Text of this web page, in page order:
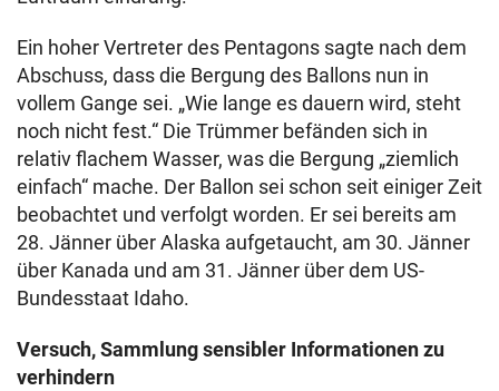
Ein hoher Vertreter des Pentagons sagte nach dem
Abschuss, dass die Bergung des Ballons nun in
vollem Gange sei. „Wie lange es dauern wird, steht
noch nicht fest.“ Die Trümmer befänden sich in
relativ flachem Wasser, was die Bergung „ziemlich
einfach“ mache. Der Ballon sei schon seit einiger Zeit
beobachtet und verfolgt worden. Er sei bereits am
28. Jänner über Alaska aufgetaucht, am 30. Jänner
über Kanada und am 31. Jänner über dem US-
Bundesstaat Idaho.
Versuch, Sammlung sensibler Informationen zu
verhindern